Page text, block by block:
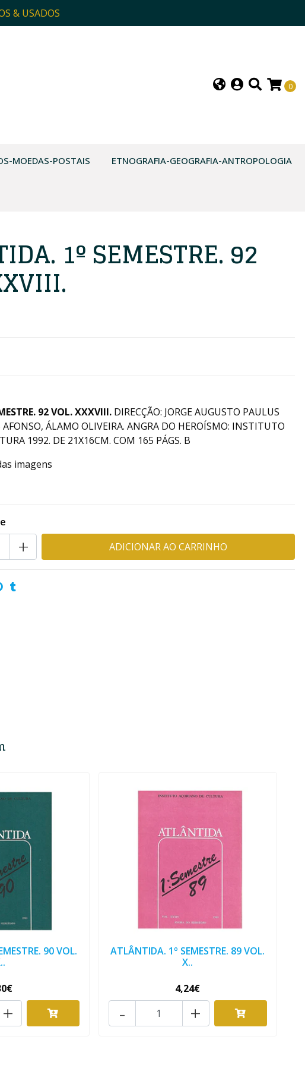
& USADOS
0
MOEDAS-POSTAIS ETNOGRAFIA-GEOGRAFIA-ANTROPOLOGIA
1º SEMESTRE. 92
92 VOL. XXXVIII. DIRECÇÃO: JORGE AUGUSTO PAULUS
ÁLAMO OLIVEIRA. ANGRA DO HEROÍSMO: INSTITUTO
1992. DE 21X16CM. COM 165 PÁGS. B
imagens
+
90 VOL.
+
ATLÂNTIDA. 1º SEMESTRE. 89 VOL.
X..
4,24€
+
-